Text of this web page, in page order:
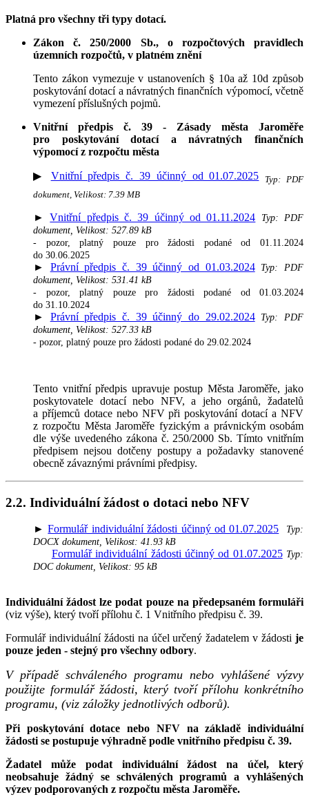
Platná pro všechny tři typy dotací.
Zákon č. 250/2000 Sb., o rozpočtových pravidlech
územních rozpočtů, v platném znění
Tento zákon vymezuje v ustanoveních § 10a až 10d způsob
poskytování dotací a návratných finančních výpomocí, včetně
vymezení příslušných pojmů.
Vnitřní předpis č. 39 - Zásady města Jaroměře
pro poskytování dotací a návratných finančních
výpomocí z rozpočtu města
▶ Vnitřní předpis č. 39 účinný od 01.07.2025
Typ: PDF
dokument, Velikost: 7.39 MB
►Vnitřní předpis č. 39 účinný od 01.11.2024
Typ: PDF
dokument, Velikost: 527.89 kB
- pozor, platný pouze pro žádosti podané od 01.11.2024
do 30.06.2025
► Právní předpis č. 39 účinný od 01.03.2024
Typ: PDF
dokument, Velikost: 531.41 kB
- pozor, platný pouze pro žádosti podané od 01.03.2024
do 31.10.2024
► Právní předpis č. 39 účinný do 29.02.2024
Typ: PDF
dokument, Velikost: 527.33 kB
- pozor, platný pouze pro žádosti podané do 29.02.2024
Tento vnitřní předpis upravuje postup Města Jaroměře, jako
poskytovatele dotací nebo NFV, a jeho orgánů, žadatelů
a příjemců dotace nebo NFV při poskytování dotací a NFV
z rozpočtu Města Jaroměře fyzickým a právnickým osobám
dle výše uvedeného zákona č. 250/2000 Sb. Tímto vnitřním
předpisem nejsou dotčeny postupy a požadavky stanovené
obecně závaznými právními předpisy.
2.2. Individuální žádost o dotaci nebo NFV
►Formulář individuální žádosti účinný od 01.07.2025
Typ:
DOCX dokument, Velikost: 41.93 kB
Formulář individuální žádosti účinný od 01.07.2025 Typ:
DOC dokument, Velikost: 95 kB
Individuální žádost lze podat pouze na předepsaném formuláři
(viz výše), který tvoří přílohu č. 1 Vnitřního předpisu č. 39.
Formulář individuální žádosti na účel určený žadatelem v žádosti je
pouze jeden - stejný pro všechny odbory.
V případě schváleného programu nebo vyhlášené výzvy
použijte formulář žádosti, který tvoří přílohu konkrétního
programu, (viz záložky jednotlivých odborů).
Při poskytování dotace nebo NFV na základě individuální
žádosti se postupuje výhradně podle vnitřního předpisu č. 39.
Žadatel může podat individuální žádost na účel, který
neobsahuje žádný se schválených programů a vyhlášených
výzev podporovaných z rozpočtu města Jaroměře.